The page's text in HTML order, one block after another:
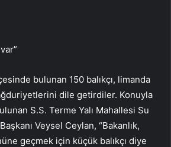
bulunan 150 balıkçı, limanda
dile getirdiler. Konuyla
S.S. Terme Yalı Mahallesi Su
Veysel Ceylan, “Bakanlık,
geçmek için küçük balıkçı diye